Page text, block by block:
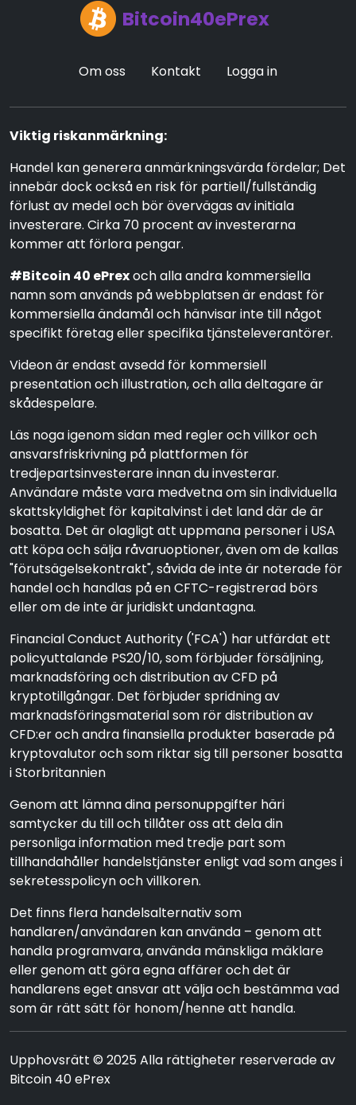
Bitcoin40ePrex
Om oss Kontakt Logga in
Viktig riskanmärkning:
Handel kan generera anmärkningsvärda fördelar; Det
innebär dock också en risk för partiell/fullständig
förlust av medel och bör övervägas av initiala
investerare. Cirka 70 procent av investerarna
kommer att förlora pengar.
#Bitcoin 40 ePrexoch alla andra kommersiella
namn som används på webbplatsen är endast för
kommersiella ändamål och hänvisar inte till något
specifikt företag eller specifika tjänsteleverantörer.
Videon är endast avsedd för kommersiell
presentation och illustration, och alla deltagare är
skådespelare.
Läs noga igenom sidan med regler och villkor och
ansvarsfriskrivning på plattformen för
tredjepartsinvesterare innan du investerar.
Användare måste vara medvetna om sin individuella
skattskyldighet för kapitalvinst i det land där de är
bosatta. Det är olagligt att uppmana personer i USA
att köpa och sälja råvaruoptioner, även om de kallas
"förutsägelsekontrakt", såvida de inte är noterade för
handel och handlas på en CFTC-registrerad börs
eller om de inte är juridiskt undantagna.
Financial Conduct Authority ('FCA') har utfärdat ett
policyuttalande PS20/10, som förbjuder försäljning,
marknadsföring och distribution av CFD på
kryptotillgångar. Det förbjuder spridning av
marknadsföringsmaterial som rör distribution av
CFD:er och andra finansiella produkter baserade på
kryptovalutor och som riktar sig till personer bosatta
i Storbritannien
Genom att lämna dina personuppgifter häri
samtycker du till och tillåter oss att dela din
personliga information med tredje part som
tillhandahåller handelstjänster enligt vad som anges i
sekretesspolicyn och villkoren.
Det finns flera handelsalternativ som
handlaren/användaren kan använda – genom att
handla programvara, använda mänskliga mäklare
eller genom att göra egna affärer och det är
handlarens eget ansvar att välja och bestämma vad
som är rätt sätt för honom/henne att handla.
Upphovsrätt © 2025 Alla rättigheter reserverade av
Bitcoin 40 ePrex